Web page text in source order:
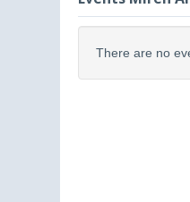
There are no